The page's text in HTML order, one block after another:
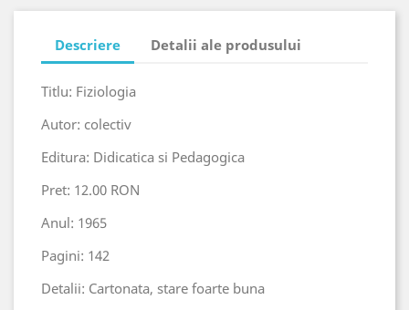
Descriere Detalii ale produsului
Titlu: Fiziologia
Autor: colectiv
Editura: Didicatica si Pedagogica
Pret: 12.00 RON
Anul: 1965
Pagini: 142
Detalii: Cartonata, stare foarte buna